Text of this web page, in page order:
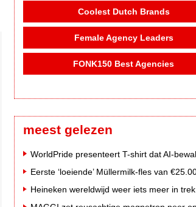
Coolest Dutch Brands
Female Agency Leaders
FONK150 Best Agencies
meest gelezen
Heineken wereldwijd weer iets meer in trek